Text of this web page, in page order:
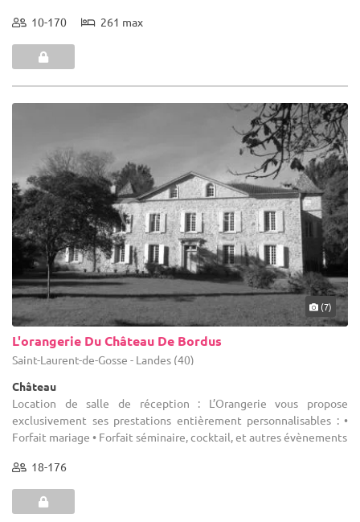
10-170 261 max
(7)
L'orangerie Du Château De Bordus
Saint-Laurent-de-Gosse - Landes (40)
Château
Location de salle de réception : L’Orangerie vous propose
exclusivement ses prestations entièrement personnalisables : •
Forfait mariage • Forfait séminaire, cocktail, et autres évènements
18-176